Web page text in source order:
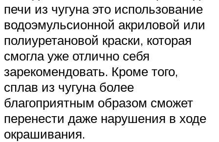
печи из чугуна это использование
водоэмульсионной акриловой или
полиуретановой краски, которая
смогла уже отлично себя
зарекомендовать. Кроме того,
сплав из чугуна более
благоприятным образом сможет
перенести даже нарушения в ходе
окрашивания.